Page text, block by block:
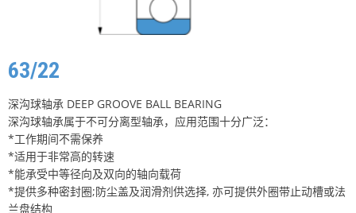
63/22
深沟球轴承 DEEP GROOVE BALL BEARING
深沟球轴承属于不可分离型轴承，应用范围十分广泛：
*工作期间不需保养
*适用于非常高的转速
*能承受中等径向及双向的轴向载荷
*提供多种密封圈;防尘盖及润滑剂供选择, 亦可提供外圈带止动槽或法
兰盘结构